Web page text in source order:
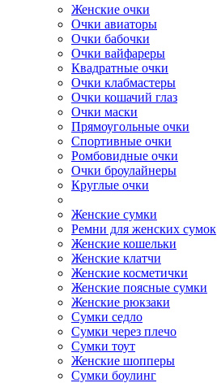
Женские очки
Очки авиаторы
Очки бабочки
Очки вайфареры
Квадратные очки
Очки клабмастеры
Очки кошачий глаз
Очки маски
Прямоугольные очки
Спортивные очки
Ромбовидные очки
Очки броулайнеры
Круглые очки
Женские сумки
Ремни для женских сумок
Женские кошельки
Женские клатчи
Женские косметички
Женские поясные сумки
Женские рюкзаки
Сумки седло
Сумки через плечо
Сумки тоут
Женские шопперы
Сумки боулинг